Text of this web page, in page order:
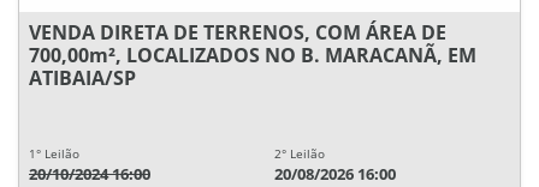
VENDA DIRETA DE TERRENOS, COM ÁREA DE
700,00m², LOCALIZADOS NO B. MARACANÃ, EM
ATIBAIA/SP
1° Leilão
20/10/2024 16:00
2° Leilão
20/08/2026 16:00